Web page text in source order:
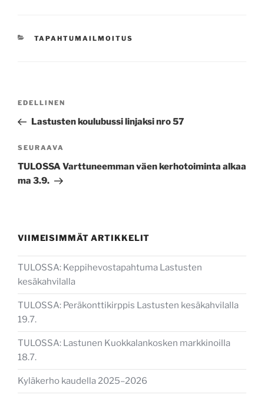
KATEGORIAT
TAPAHTUMAILMOITUS
Edellinen
artikkeli
EDELLINEN
Lastusten koulubussi linjaksi nro 57
Seuraava
artikkeli
SEURAAVA
TULOSSA Varttuneemman väen kerhotoiminta alkaa
ma 3.9.
VIIMEISIMMÄT ARTIKKELIT
TULOSSA: Keppihevostapahtuma Lastusten
kesäkahvilalla
TULOSSA: Peräkonttikirppis Lastusten kesäkahvilalla
19.7.
TULOSSA: Lastunen Kuokkalankosken markkinoilla
18.7.
Kyläkerho kaudella 2025–2026